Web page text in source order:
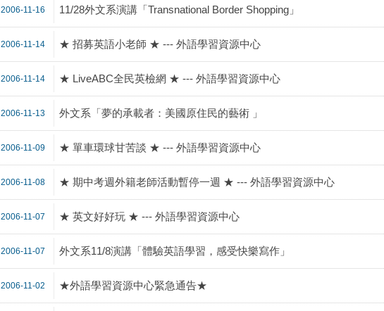
2006-11-16 11/28外文系演講「Transnational Border Shopping」
2006-11-14 ★ 招募英語小老師 ★ --- 外語學習資源中心
2006-11-14 ★ LiveABC全民英檢網 ★ --- 外語學習資源中心
2006-11-13 外文系「夢的承載者：美國原住民的藝術 」
2006-11-09 ★ 單車環球甘苦談 ★ --- 外語學習資源中心
2006-11-08 ★ 期中考週外籍老師活動暫停一週 ★ --- 外語學習資源中心
2006-11-07 ★ 英文好好玩 ★ --- 外語學習資源中心
2006-11-07 外文系11/8演講「體驗英語學習，感受快樂寫作」
2006-11-02 ★外語學習資源中心緊急通告★